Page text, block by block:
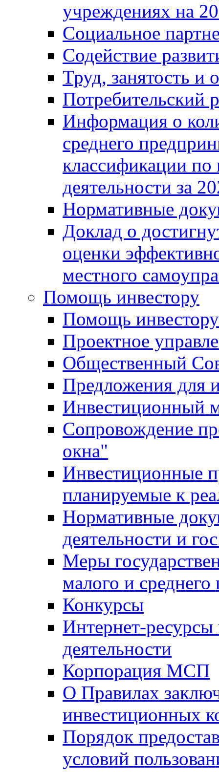
учреждениях на
Социальное
Содействие
Труд, занятость и
Потребительский
Информация о
среднего
классификации
деятельности за
Нормативные
Доклад о
оценки
местного
Помощь инвестору
Помощь инвестору
Проектное
Общественный
Предложения для
Инвестиционный
Сопровождение
окна"
Инвестиционные
планируемые к
Нормативные
деятельности и
Меры
малого и среднего
Конкурсы
Интернет-
деятельности
Корпорация МСП
О Правилах
инвестиционных
Порядок
условий